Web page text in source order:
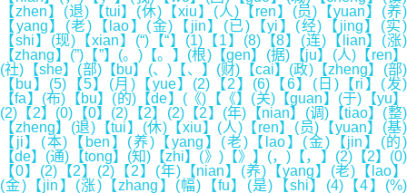
【zhen】(退)【tui】(休)【xiu】(人)【ren】(员)【yuan】(养)
【yang】(老)【lao】(金)【jin】(已)【yi】(经)【jing】(实)
【shi】(现)【xian】(“)【“】(1)【1】(8)【8】(连)【lian】(涨)
【zhang】(”)【”】(。)【。】(根)【gen】(据)【ju】(人)【ren】
(社)【she】(部)【bu】(、)【、】(财)【cai】(政)【zheng】(部)
【bu】(5)【5】(月)【yue】(2)【2】(6)【6】(日)【ri】(发)
【fa】(布)【bu】(的)【de】(《)【《】(关)【guan】(于)【yu】
(2)【2】(0)【0】(2)【2】(2)【2】(年)【nian】(调)【tiao】(整)
【zheng】(退)【tui】(休)【xiu】(人)【ren】(员)【yuan】(基)
【ji】(本)【ben】(养)【yang】(老)【lao】(金)【jin】(的)
【de】(通)【tong】(知)【zhi】(》)【》】(，)【，】(2)【2】(0)
【0】(2)【2】(2)【2】(年)【nian】(养)【yang】(老)【lao】
(金)【jin】(涨)【zhang】(幅)【fu】(是)【shi】(4)【4】(%)